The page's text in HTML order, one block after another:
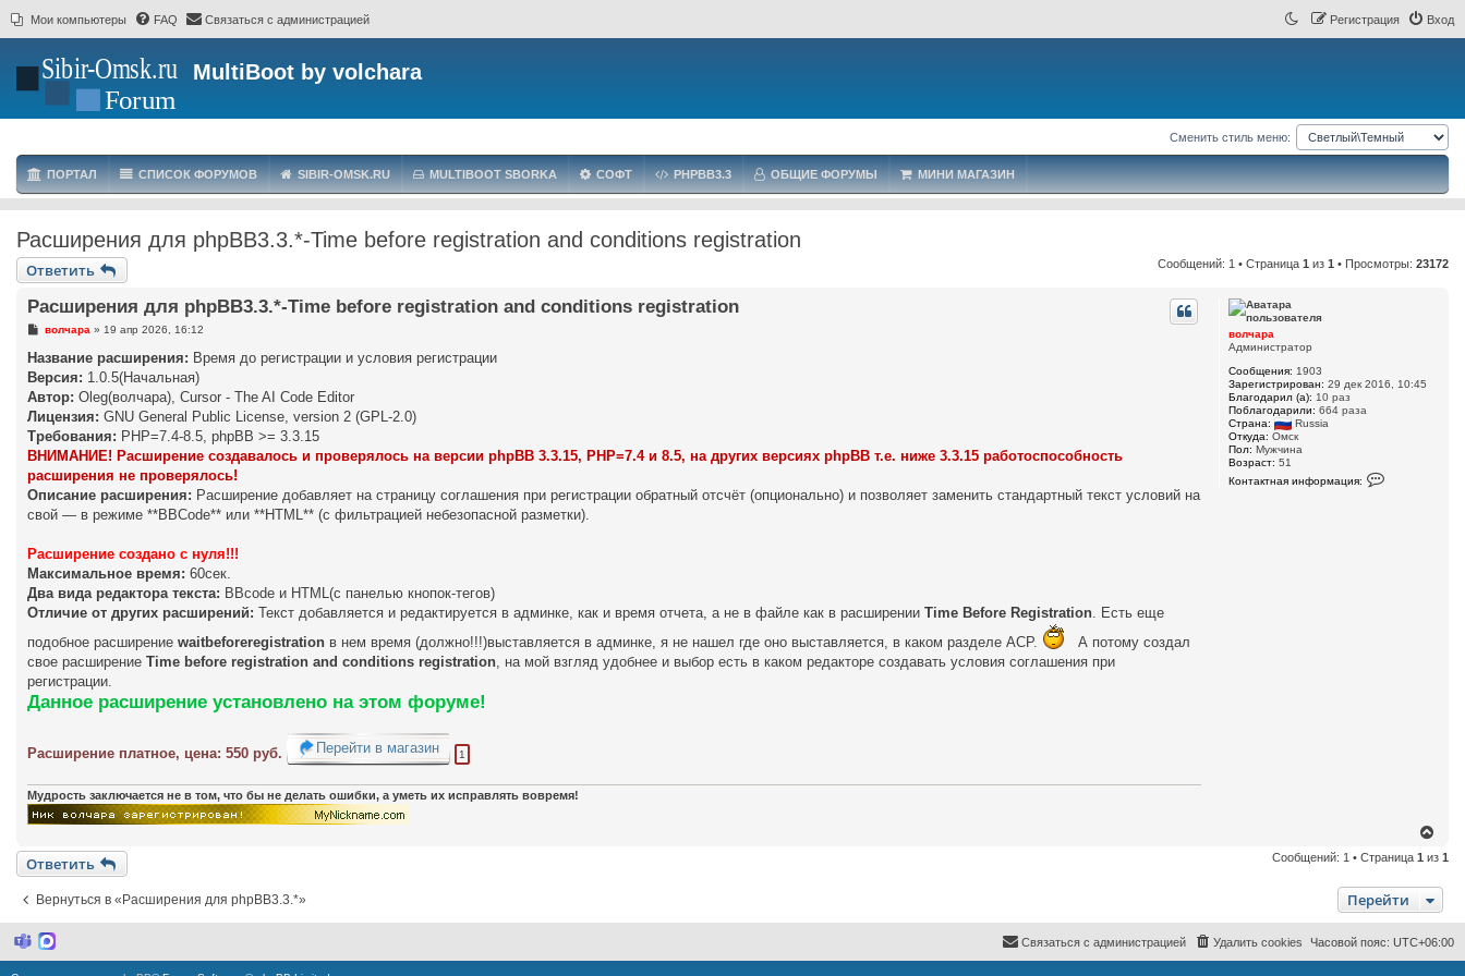
Мои компьютеры FAQ Связаться с администрацией Вход
Регистрация
MultiBoot by volchara
Сменить стиль меню:
ПОРТАЛ СПИСОК ФОРУМОВ SIBIR-OMSK.RU MULTIBOOT SBORKA СОФТ PHPBB3.3 ОБЩИЕ ФОРУМЫ МИНИ МАГАЗИН
Расширения для phpBB3.3.*-Time before registration and conditions registration
Ответить • Просмотры: 23172
Сообщений: 1 • Страница 1 из 1
волчара
Администратор
Сообщения: 1903
Зарегистрирован: 29 дек 2016, 10:45
Благодарил (а): 10 раз
Поблагодарили: 664 раза
Страна:
Russia
Откуда: Омск
Пол: Мужчина
Возраст: 51
Контактная информация:
е
в
о
а
р
Расширения для phpBB3.3.*-Time before registration and conditions registration
С
о
щ
е
и
е
волчара » 19 апр 2026, 16:12
Название расширения: Время до регистрации и условия регистрации
Версия: 1.0.5(Начальная)
Автор: Oleg(волчара), Cursor - The AI Code Editor
Лицензия: GNU General Public License, version 2 (GPL-2.0)
Требования: PHP=7.4-8.5, phpBB >= 3.3.15
ВНИМАНИЕ! Расширение создавалось и проверялось на версии phpBB 3.3.15, PHP=7.4 и 8.5, на других версиях phpBB т.е. ниже 3.3.15 работоспособность
расширения не проверялось!
Описание расширения: Расширение добавляет на страницу соглашения при регистрации обратный отсчёт (опционально) и позволяет заменить стандартный текст условий на
свой — в режиме **BBCode** или **HTML** (с фильтрацией небезопасной разметки).
Расширение создано с нуля!!!
Максимальное время: 60сек.
Два вида редактора текста: BBcode и HTML(с панелью кнопок-тегов)
Отличие от других расширений: Текст добавляется и редактируется в админке, как и время отчета, а не в файле как в расширении Time Before Registration. Есть еще
подобное расширение waitbeforeregistration в нем время (должно!!!)выставляется в админке, я не нашел где оно выставляется, в каком разделе ACP.
А потому создал
свое расширение Time before registration and conditions registration, на мой взгляд удобнее и выбор есть в каком редакторе создавать условия соглашения при
регистрации.
Данное расширение установлено на этом форуме!
Расширение платное, цена: 550 руб. Перейти в магазин 1
Мудрость заключается не в том, что бы не делать ошибки, а уметь их исправлять вовремя!
р
у
т
ь
с
Ответить Сообщений: 1 • Страница 1 из 1
Вернуться в «Расширения для phpBB3.3.*» Перейти
M
M
Часовой пояс: UTC+06:00
Удалить cookies
Связаться с администрацией